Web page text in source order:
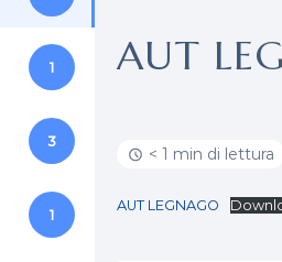
1
3
1
AUT
< 1 min di lettura
AUT LEGNAGO